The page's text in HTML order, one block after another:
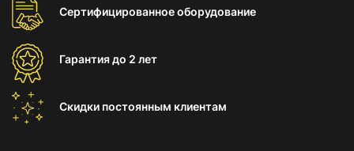
Сертифицированноеоборудование
Гарантиядо 2 лет
Скидки постоянным клиентам